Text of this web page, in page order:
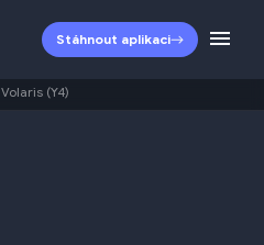
Stáhnout aplikaci
Volaris (Y4)